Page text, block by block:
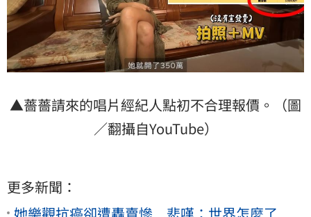
▲薔薔請來的唱片經紀人點初不合理報價。（圖
／翻攝自YouTube）
更多新聞：
她樂觀抗癌卻遭轟賣慘 悲嘆：世界怎麼了